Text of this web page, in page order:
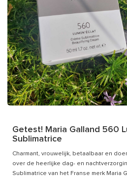
Getest! Maria Galland 560
Sublimatrice
Charmant, vrouwelijk, betaalbaar en
over de heerlijke dag- en
Sublimatrice van het Franse merk Maria